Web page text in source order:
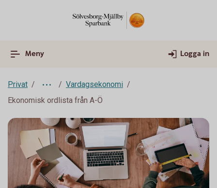
Meny Logga in
Privat
Vardagsekonomi
Ekonomisk ordlista från A-Ö